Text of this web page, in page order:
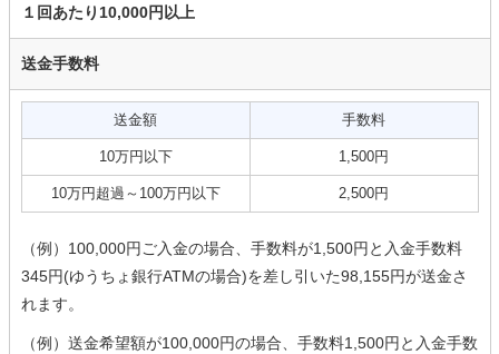
１回あたり10,000円以上
送金手数料
送金額 手数料
10万円以下 1,500円
10万円超過～100万円以下 2,500円
（例）100,000円ご入金の場合、手数料が1,500円と入金手数料
345円(ゆうちょ銀行ATMの場合)を差し引いた98,155円が送金さ
れます。
（例）送金希望額が100,000円の場合、手数料1,500円と入金手数